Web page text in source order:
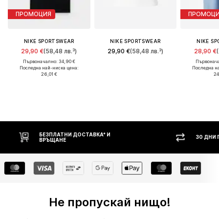
ПРОМОЦИЯ
NIKE SPORTSWEAR
29,90 €(58,48 лв.³)
Първоначално: 34,90 €
Последна най-ниска цена:
26,01 €
NIKE SPORTSWEAR
29,90 €(58,48 лв.³)
NIKE
28,90 €
Последна
БЕЗПЛАТНИ ДОСТАВКА* И
ВРЪЩАНЕ
30 ДНИ
Не пропускай нищо!